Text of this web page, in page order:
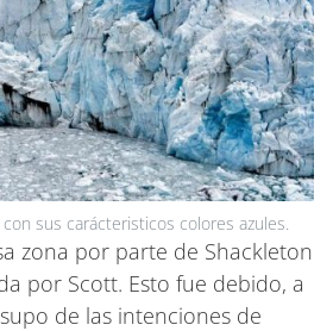
sus carácteristicos colores azules.
zona por parte de Shackleton
por Scott. Esto fue debido, a
de las intenciones de